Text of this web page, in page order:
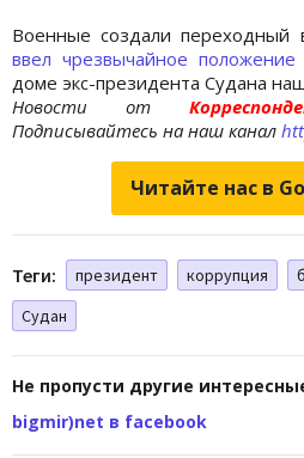
Военные создали переходный
ввел чрезвычайное положение
доме экс-президента Судана
Новости от
Подписывайтесь на наш канал
Читайте нас в
Теги: президент коррупция
Судан
Не пропусти другие
bigmir)net в facebook